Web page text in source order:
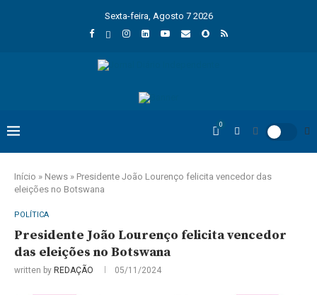
Sexta-feira, Agosto 7 2026
0
Início » News » Presidente João Lourenço felicita vencedor das
eleições no Botswana
POLÍTICA
Presidente João Lourenço felicita vencedor
das eleições no Botswana
written by REDAÇÃO 05/11/2024